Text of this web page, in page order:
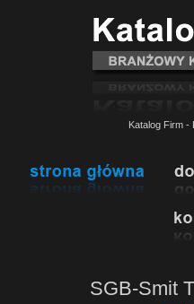
Katalog Firm -
SGB-Smit